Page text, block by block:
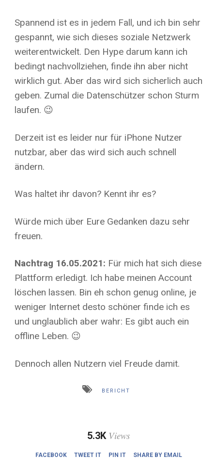
Spannend ist es in jedem Fall, und ich bin sehr
gespannt, wie sich dieses soziale Netzwerk
weiterentwickelt. Den Hype darum kann ich
bedingt nachvollziehen, finde ihn aber nicht
wirklich gut. Aber das wird sich sicherlich auch
geben. Zumal die Datenschützer schon Sturm
laufen. 😉
Derzeit ist es leider nur für iPhone Nutzer
nutzbar, aber das wird sich auch schnell
ändern.
Was haltet ihr davon? Kennt ihr es?
Würde mich über Eure Gedanken dazu sehr
freuen.
Nachtrag 16.05.2021: Für mich hat sich diese
Plattform erledigt. Ich habe meinen Account
löschen lassen. Bin eh schon genug online, je
weniger Internet desto schöner finde ich es
und unglaublich aber wahr: Es gibt auch ein
offline Leben. 😉
Dennoch allen Nutzern viel Freude damit.
BERICHT
5.3K Views
FACEBOOK TWEET IT PIN IT SHARE BY EMAIL